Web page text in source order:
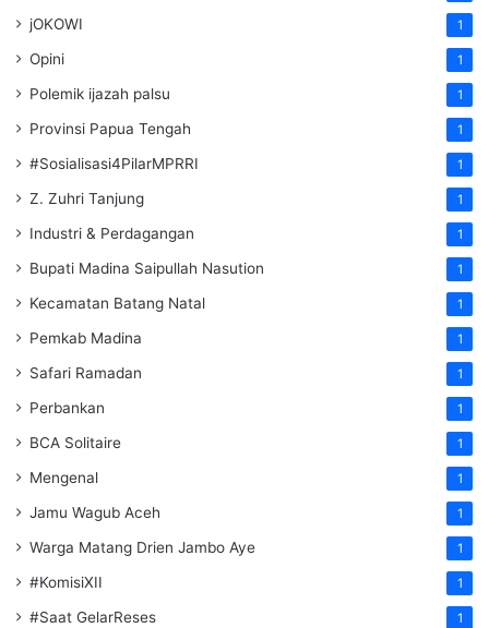
jOKOWI 1
Opini 1
Polemik ijazah palsu 1
Provinsi Papua Tengah 1
#Sosialisasi4PilarMPRRI 1
Z. Zuhri Tanjung 1
Industri & Perdagangan 1
Bupati Madina Saipullah Nasution 1
Kecamatan Batang Natal 1
Pemkab Madina 1
Safari Ramadan 1
Perbankan 1
BCA Solitaire 1
Mengenal 1
Jamu Wagub Aceh 1
Warga Matang Drien Jambo Aye 1
#KomisiXII 1
#Saat GelarReses 1